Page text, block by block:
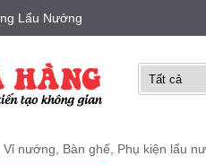
Lẩu Nướng
Vỉ nướng, Bàn ghế, Phụ kiện lẩu